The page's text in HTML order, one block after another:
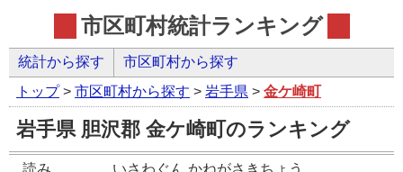
市区町村統計ランキング
統計から探す 市区町村から探す
トップ> 市区町村から探す > 岩手県 > 金ケ崎町
岩手県 胆沢郡 金ケ崎町のランキング
読み
いさわぐん かねがさきちょう